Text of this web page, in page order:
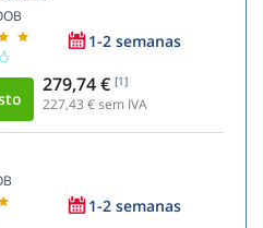
1-2 semanas
279,74 € [1]
227,43 € sem IVA
1-2 semanas